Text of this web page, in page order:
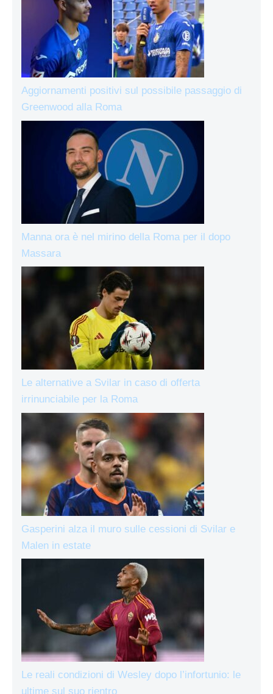
Aggiornamenti positivi sul possibile passaggio di
Greenwood alla Roma
Manna ora è nel mirino della Roma per il dopo
Massara
Le alternative a Svilar in caso di offerta
irrinunciabile per la Roma
Gasperini alza il muro sulle cessioni di Svilar e
Malen in estate
Le reali condizioni di Wesley dopo l’infortunio: le
ultime sul suo rientro